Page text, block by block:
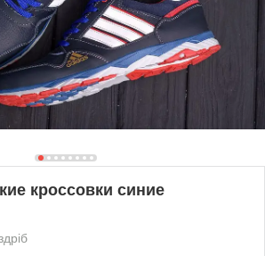
кроссовки синие